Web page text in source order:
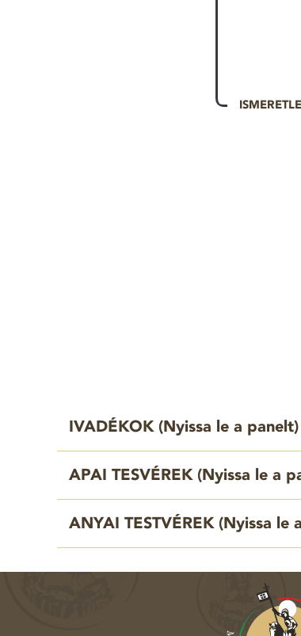
IVADÉKOK ( Nyissa le a panelt)
APAI TESVÉREK ( Nyissa le a
ANYAI TESTVÉREK ( Nyissa